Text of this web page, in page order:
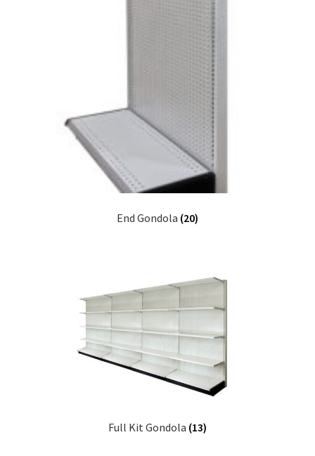
End Gondola (20)
Full Kit Gondola (13)